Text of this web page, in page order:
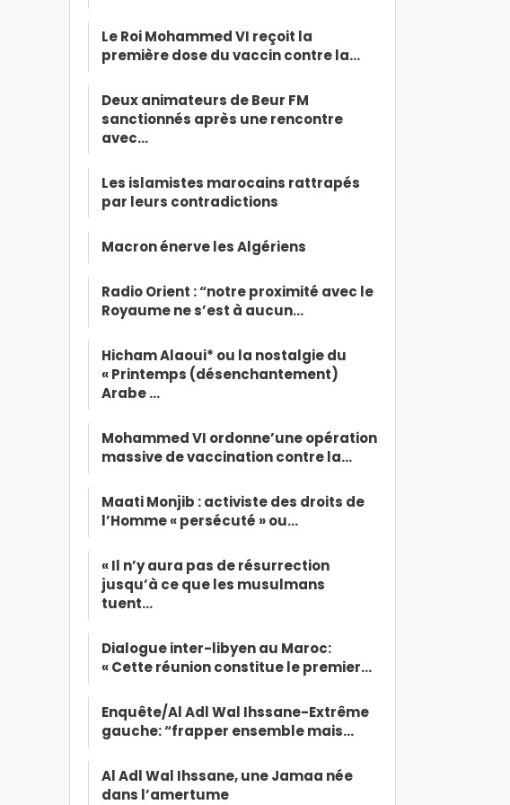
Le Roi Mohammed VI reçoit la
première dose du vaccin contre la…
Deux animateurs de Beur FM
sanctionnés après une rencontre
avec…
Les islamistes marocains rattrapés
par leurs contradictions
Macron énerve les Algériens
Radio Orient : “notre proximité avec le
Royaume ne s’est à aucun…
Hicham Alaoui* ou la nostalgie du
« Printemps (désenchantement)
Arabe …
Mohammed VI ordonne’une opération
massive de vaccination contre la…
Maati Monjib : activiste des droits de
l’Homme « persécuté » ou…
« Il n’y aura pas de résurrection
jusqu’à ce que les musulmans
tuent…
Dialogue inter-libyen au Maroc:
« Cette réunion constitue le premier…
Enquête/Al Adl Wal Ihssane-Extrême
gauche: “frapper ensemble mais…
Al Adl Wal Ihssane, une Jamaa née
dans l’amertume